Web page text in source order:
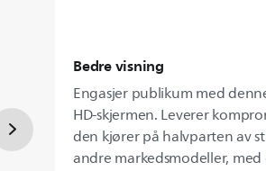
Bedre visning
Engasjer publikum med
HD-skjermen. Leverer
den kjører på halvparten av
andre markedsmodeller, med